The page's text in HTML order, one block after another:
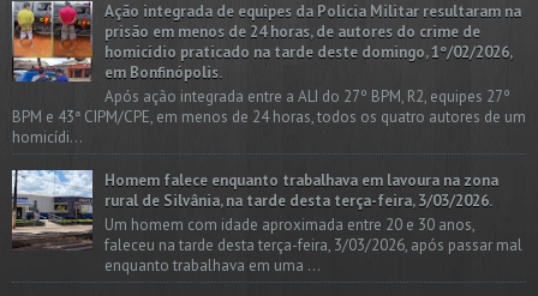
Ação integrada de equipes da Policia Militar resultaram na
prisão em menos de 24 horas, de autores do crime de
homicídio praticado na tarde deste domingo, 1º/02/2026,
em Bonfinópolis.
Após ação integrada entre a ALI do 27º BPM, R2, equipes 27º
BPM e 43ª CIPM/CPE, em menos de 24 horas, todos os quatro autores de um
homicídi...
Homem falece enquanto trabalhava em lavoura na zona
rural de Silvânia, na tarde desta terça-feira, 3/03/2026.
Um homem com idade aproximada entre 20 e 30 anos,
faleceu na tarde desta terça-feira, 3/03/2026, após passar mal
enquanto trabalhava em uma ...